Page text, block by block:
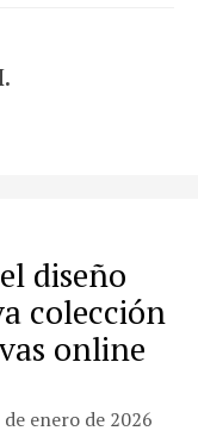
diseño
colección
online
de enero de 2026